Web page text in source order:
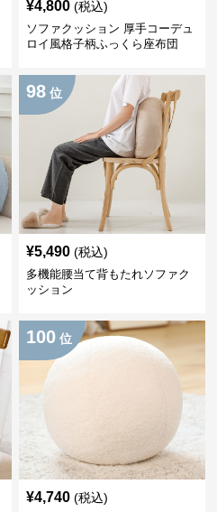
¥4,800 (税込)
ソファクッション 厚手コーデュ
ロイ風格子柄ふっくら座布団
98 位
¥5,490 (税込)
多機能腰当て背もたれソファク
ッション
100 位
¥4,740 (税込)